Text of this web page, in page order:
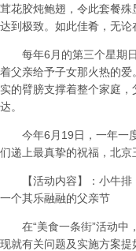
茸花胶炖鲍翅，令此套餐
达到极致。如此佳肴，无
每年6月的第三个星期日
着父亲给予子女那火热的
实的臂膀支撑着整个家庭
达。
今年6月19日，一年一度
们递上最真挚的祝福，北
【活动内容】：小牛排
一个其乐融融的父亲节
在“美食一条街”活动中
现就有关问题及实施方案提